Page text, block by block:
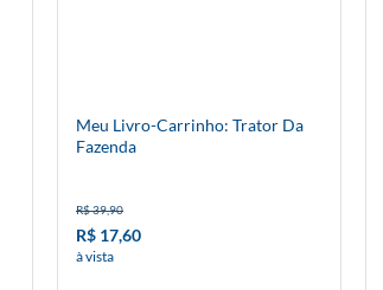
Meu Livro-Carrinho: Trator Da
Fazenda
R$ 39,90
R$ 17,60
à vista